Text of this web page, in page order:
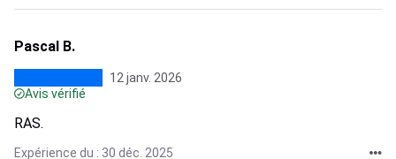
Pascal B.
12 janv. 2026
Avis vérifié
RAS.
Expérience du : 30 déc. 2025